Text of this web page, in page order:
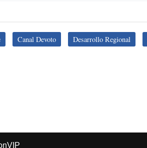
Canal Devoto Desarrollo Regional